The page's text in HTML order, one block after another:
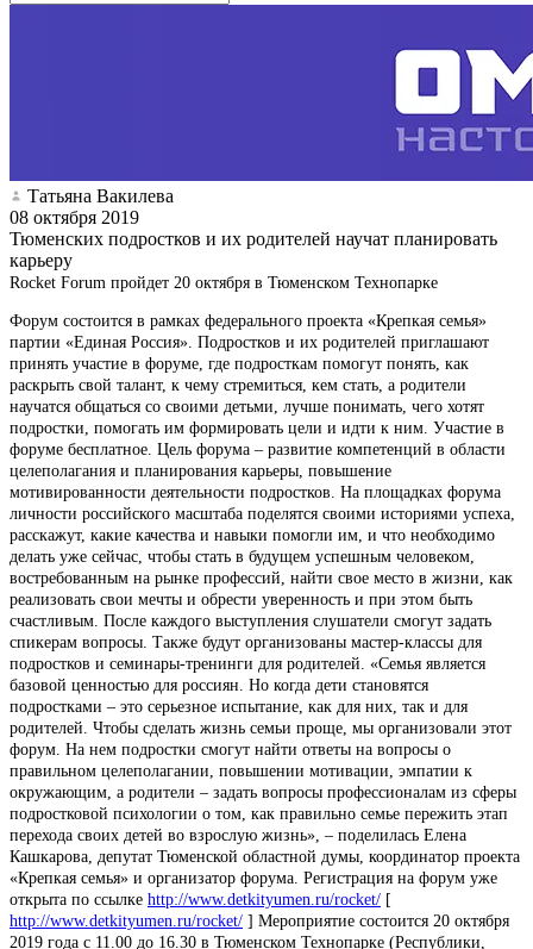
Татьяна Вакилева
08 октября 2019
Тюменских подростков и их родителей научат планировать
карьеру
Rocket Forum пройдет 20 октября в Тюменском Технопарке
Форум состоится в рамках федерального проекта «Крепкая семья»
партии «Единая Россия». Подростков и их родителей приглашают
принять участие в форуме, где подросткам помогут понять, как
раскрыть свой талант, к чему стремиться, кем стать, а родители
научатся общаться со своими детьми, лучше понимать, чего хотят
подростки, помогать им формировать цели и идти к ним. Участие в
форуме бесплатное. Цель форума – развитие компетенций в области
целеполагания и планирования карьеры, повышение
мотивированности деятельности подростков. На площадках форума
личности российского масштаба поделятся своими историями успеха,
расскажут, какие качества и навыки помогли им, и что необходимо
делать уже сейчас, чтобы стать в будущем успешным человеком,
востребованным на рынке профессий, найти свое место в жизни, как
реализовать свои мечты и обрести уверенность и при этом быть
счастливым. После каждого выступления слушатели смогут задать
спикерам вопросы. Также будут организованы мастер-классы для
подростков и семинары-тренинги для родителей. «Семья является
базовой ценностью для россиян. Но когда дети становятся
подростками – это серьезное испытание, как для них, так и для
родителей. Чтобы сделать жизнь семьи проще, мы организовали этот
форум. На нем подростки смогут найти ответы на вопросы о
правильном целеполагании, повышении мотивации, эмпатии к
окружающим, а родители – задать вопросы профессионалам из сферы
подростковой психологии о том, как правильно семье пережить этап
перехода своих детей во взрослую жизнь», – поделилась Елена
Кашкарова, депутат Тюменской областной думы, координатор проекта
«Крепкая семья» и организатор форума. Регистрация на форум уже
открыта по ссылке http://www.detkityumen.ru/rocket/ [
http://www.detkityumen.ru/rocket/ ] Мероприятие состоится 20 октября
2019 года с 11.00 до 16.30 в Тюменском Технопарке (Республики,